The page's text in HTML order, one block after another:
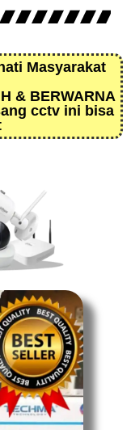
Masyarakat
& BERWARNA
cctv ini bisa